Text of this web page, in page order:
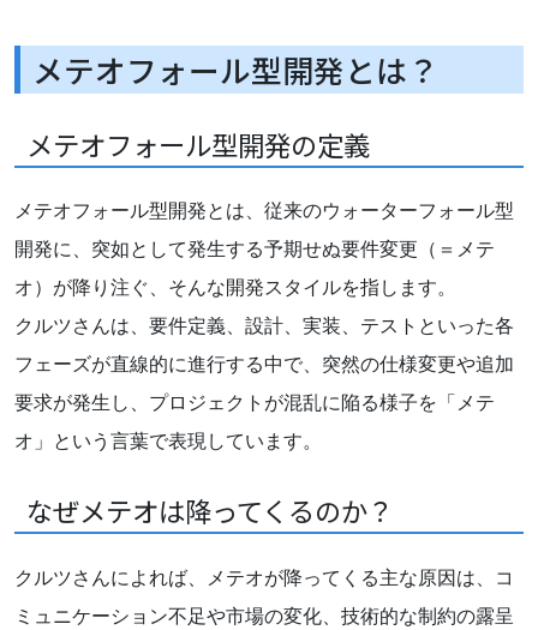
メテオフォール型開発とは？
メテオフォール型開発の定義
メテオフォール型開発とは、従来のウォーターフォール型
開発に、突如として発生する予期せぬ要件変更（＝メテ
オ）が降り注ぐ、そんな開発スタイルを指します。
クルツさんは、要件定義、設計、実装、テストといった各
フェーズが直線的に進行する中で、突然の仕様変更や追加
要求が発生し、プロジェクトが混乱に陥る様子を「メテ
オ」という言葉で表現しています。
なぜメテオは降ってくるのか？
クルツさんによれば、メテオが降ってくる主な原因は、コ
ミュニケーション不足や市場の変化、技術的な制約の露呈